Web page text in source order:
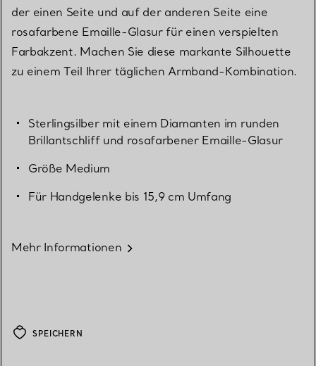
der einen Seite und auf der anderen Seite eine
rosafarbene Emaille-Glasur für einen verspielten
Farbakzent. Machen Sie diese markante Silhouette
zu einem Teil Ihrer täglichen Armband-Kombination.
Sterlingsilber mit einem Diamanten im runden
Brillantschliff und rosafarbener Emaille-Glasur
Größe Medium
Für Handgelenke bis 15,9 cm Umfang
Mehr Informationen
SPEICHERN